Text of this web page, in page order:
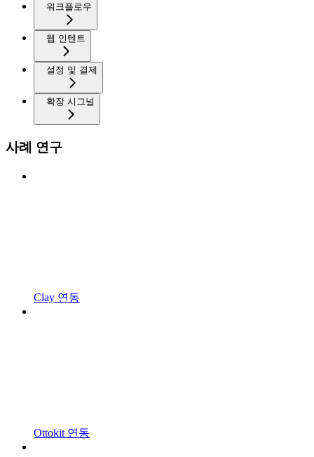
워크플로우
웹 인텐트
설정 및 결제
확장 시그널
사례 연구
Clay 연동
Ottokit 연동